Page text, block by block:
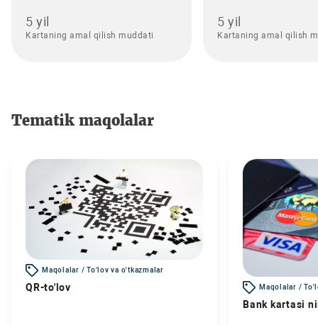
5 yil
Kartaning amal qilish muddati
5 yil
Kartaning amal qilish
Tematik maqolalar
Maqolalar / To'lov va o'tkazmalar
QR-to'lov Maqolalar /
Bank kartasi